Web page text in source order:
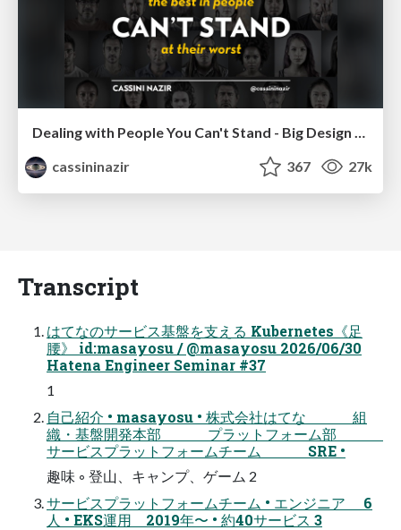
Dealing with People You Can't Stand - Big Design 2015
cassininazir
367 27k
Transcript
はてなのサービス基盤を支える Kubernetes《足
腰》 id:masayosu / @masayosu 2026/06/30
Hatena Engineer Seminar #37
1
自己紹介 • masayosu • 株式会社はてな 組
織・基盤開発本部 プラットフォーム部
サービスプラットフォームチーム SRE •
趣味 ◦ 登山、キャンプ、ゲーム 2
サービスプラットフォームチーム • エンジニア 6
人 • EKS運用 2019年〜 • 約40サービス 3